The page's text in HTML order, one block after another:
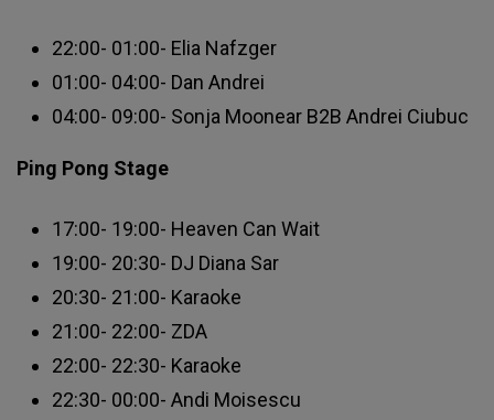
22:00- 01:00- Elia Nafzger
01:00- 04:00- Dan Andrei
04:00- 09:00- Sonja Moonear B2B Andrei Ciubuc
Ping Pong Stage
17:00- 19:00- Heaven Can Wait
19:00- 20:30- DJ Diana Sar
20:30- 21:00- Karaoke
21:00- 22:00- ZDA
22:00- 22:30- Karaoke
22:30- 00:00- Andi Moisescu